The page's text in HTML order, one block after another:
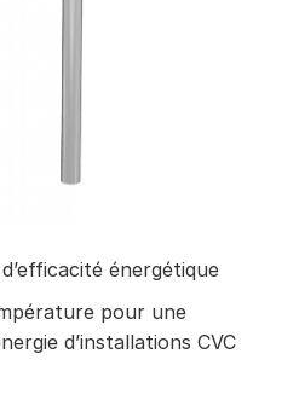
énergétique
pour une
d’installations CVC